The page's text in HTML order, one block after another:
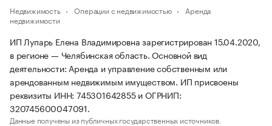
Недвижимость Операции с недвижимостью
Аренда
недвижимости
ИП Лупарь Елена Владимировна зарегистрирован 15.04.2020,
в регионе — Челябинская область. Основной вид
деятельности: Аренда и управление собственным или
арендованным недвижимым имуществом. ИП присвоены
реквизиты ИНН: 745301642855 и ОГРНИП:
320745600047091.
Данные получены из публичных государственных источников.